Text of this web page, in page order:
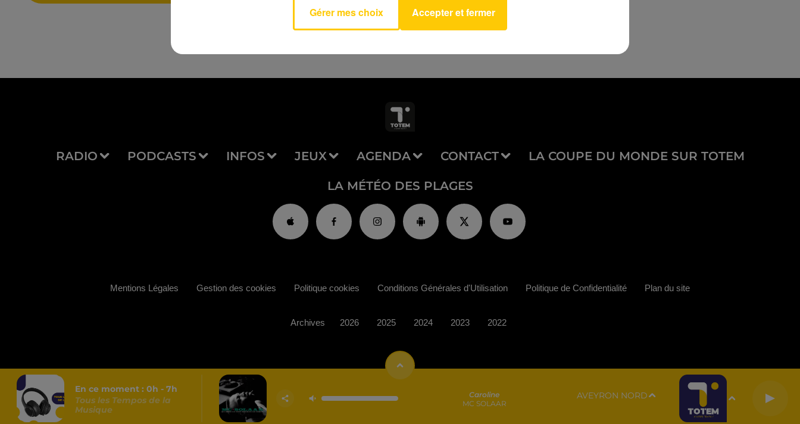
RADIO PODCASTS INFOS JEUX AGENDA CONTACT LA COUPE DU MONDE SUR TOTEM
LA MÉTÉO DES PLAGES
En ce moment : 0h - 7h
Tous les Tempos de la
Musique
Caroline
MC SOLAAR
AVEYRON NORD
Mentions Légales Gestion des cookies Politique cookies Conditions Générales d'Utilisation Politique de Confidentialité Plan du site
Archives 2026 2025 2024 2023 2022
Gérer mes choix Accepter et fermer